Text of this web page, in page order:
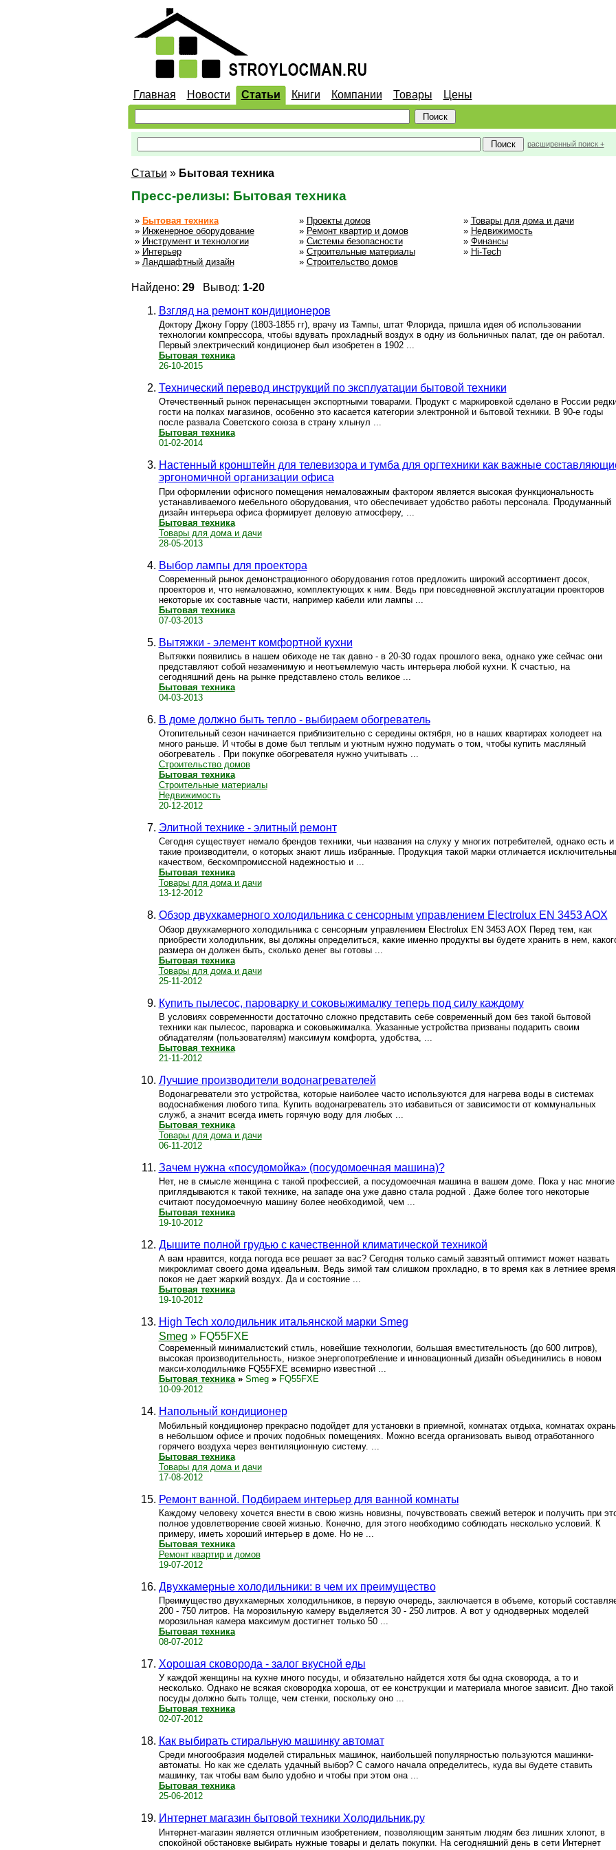
Главная Новости Статьи Книги Компании Товары Цены
расширенный поиск +
Статьи » Бытовая техника
Пресс-релизы: Бытовая техника
» Бытовая техника
» Инженерное оборудование
» Инструмент и технологии
» Интерьер
» Ландшафтный дизайн
» Проекты домов
» Ремонт квартир и домов
» Системы безопасности
» Строительные материалы
» Строительство домов
» Товары для дома и дачи
» Недвижимость
» Финансы
» Hi-Tech
Найдено: 29Вывод: 1-20
Взгляд на ремонт кондиционеров
Доктору Джону Горру (1803-1855 гг), врачу из Тампы, штат Флорида, пришла идея об использовании
технологии компрессора, чтобы вдувать прохладный воздух в одну из больничных палат, где он работал.
Первый электрический кондиционер был изобретен в 1902 ...
Бытовая техника
26-10-2015
Технический перевод инструкций по эксплуатации бытовой техники
Отечественный рынок перенасыщен экспортными товарами. Продукт с маркировкой сделано в России
гости на полках магазинов, особенно это касается категории электронной и бытовой техники. В 90-е годы
после развала Советского союза в страну хлынул ...
Бытовая техника
01-02-2014
Настенный кронштейн для телевизора и тумба для оргтехники как важные
эргономичной организации офиса
При оформлении офисного помещения немаловажным фактором является высокая функциональность
устанавливаемого мебельного оборудования, что обеспечивает удобство работы персонала. Продуманный
дизайн интерьера офиса формирует деловую атмосферу, ...
Бытовая техника
Товары для дома и дачи
28-05-2013
Выбор лампы для проектора
Современный рынок демонстрационного оборудования готов предложить широкий ассортимент досок,
проекторов и, что немаловажно, комплектующих к ним. Ведь при повседневной эксплуатации проекторов
некоторые их составные части, например кабели или лампы ...
Бытовая техника
07-03-2013
Вытяжки - элемент комфортной кухни
Вытяжки появились в нашем обиходе не так давно - в 20-30 годах прошлого века, однако уже сейчас они
представляют собой незаменимую и неотъемлемую часть интерьера любой кухни. К счастью, на
сегодняшний день на рынке представлено столь великое ...
Бытовая техника
04-03-2013
В доме должно быть тепло - выбираем обогреватель
Отопительный сезон начинается приблизительно с середины октября, но в наших квартирах холодеет на
много раньше. И чтобы в доме был теплым и уютным нужно подумать о том, чтобы купить масляный
обогреватель . При покупке обогревателя нужно учитывать ...
Строительство домов
Бытовая техника
Строительные материалы
Недвижимость
20-12-2012
Элитной технике - элитный ремонт
Сегодня существует немало брендов техники, чьи названия на слуху у многих потребителей, однако есть и
такие производители, о которых знают лишь избранные. Продукция такой марки отличается
качеством, бескомпромиссной надежностью и ...
Бытовая техника
Товары для дома и дачи
13-12-2012
Обзор двухкамерного холодильника с сенсорным управлением Electrolux EN 3453 AOX
Обзор двухкамерного холодильника с сенсорным управлением Electrolux EN 3453 AOX Перед тем, как
приобрести холодильник, вы должны определиться, какие именно продукты вы будете хранить в нем,
размера он должен быть, сколько денег вы готовы ...
Бытовая техника
Товары для дома и дачи
25-11-2012
Купить пылесос, пароварку и соковыжималку теперь под силу каждому
В условиях современности достаточно сложно представить себе современный дом без такой бытовой
техники как пылесос, пароварка и соковыжималка. Указанные устройства призваны подарить своим
обладателям (пользователям) максимум комфорта, удобства, ...
Бытовая техника
21-11-2012
Лучшие производители водонагревателей
Водонагреватели это устройства, которые наиболее часто используются для нагрева воды в системах
водоснабжения любого типа. Купить водонагреватель это избавиться от зависимости от коммунальных
служб, а значит всегда иметь горячую воду для любых ...
Бытовая техника
Товары для дома и дачи
06-11-2012
Зачем нужна «посудомойка» (посудомоечная машина)?
Нет, не в смысле женщина с такой профессией, а посудомоечная машина в вашем доме. Пока у нас многие
приглядываются к такой технике, на западе она уже давно стала родной . Даже более того некоторые
считают посудомоечную машину более необходимой, чем ...
Бытовая техника
19-10-2012
Дышите полной грудью с качественной климатической техникой
А вам нравится, когда погода все решает за вас? Сегодня только самый завзятый оптимист может назвать
микроклимат своего дома идеальным. Ведь зимой там слишком прохладно, в то время как в летниее время
покоя не дает жаркий воздух. Да и состояние ...
Бытовая техника
19-10-2012
High Tech холодильник итальянской марки Smeg
Smeg » FQ55FXE
Современный минималистский стиль, новейшие технологии, большая вместительность (до 600 литров),
высокая производительность, низкое энергопотребление и инновационный дизайн объединились в новом
макси-холодильнике FQ55FXE всемирно известной ...
Бытовая техника » Smeg » FQ55FXE
10-09-2012
Напольный кондиционер
Мобильный кондиционер прекрасно подойдет для установки в приемной, комнатах отдыха, комнатах
в небольшом офисе и прочих подобных помещениях. Можно всегда организовать вывод отработанного
горячего воздуха через вентиляционную систему. ...
Бытовая техника
Товары для дома и дачи
17-08-2012
Ремонт ванной. Подбираем интерьер для ванной комнаты
Каждому человеку хочется внести в свою жизнь новизны, почувствовать свежий ветерок и получить при
полное удовлетворение своей жизнью. Конечно, для этого необходимо соблюдать несколько условий. К
примеру, иметь хороший интерьер в доме. Но не ...
Бытовая техника
Ремонт квартир и домов
19-07-2012
Двухкамерные холодильники: в чем их преимущество
Преимущество двухкамерных холодильников, в первую очередь, заключается в объеме, который
200 - 750 литров. На морозильную камеру выделяется 30 - 250 литров. А вот у однодверных моделей
морозильная камера максимум достигнет только 50 ...
Бытовая техника
08-07-2012
Хорошая сковорода - залог вкусной еды
У каждой женщины на кухне много посуды, и обязательно найдется хотя бы одна сковорода, а то и
несколько. Однако не всякая сковородка хороша, от ее конструкции и материала многое зависит. Дно такой
посуды должно быть толще, чем стенки, поскольку оно ...
Бытовая техника
02-07-2012
Как выбирать стиральную машинку автомат
Среди многообразия моделей стиральных машинок, наибольшей популярностью пользуются машинки-
автоматы. Но как же сделать удачный выбор? С самого начала определитесь, куда вы будете ставить
машинку, так чтобы вам было удобно и чтобы при этом она ...
Бытовая техника
25-06-2012
Интернет магазин бытовой техники Холодильник.ру
Интернет-магазин является отличным изобретением, позволяющим занятым людям без лишних хлопот, в
спокойной обстановке выбирать нужные товары и делать покупки. На сегодняшний день в сети Интернет